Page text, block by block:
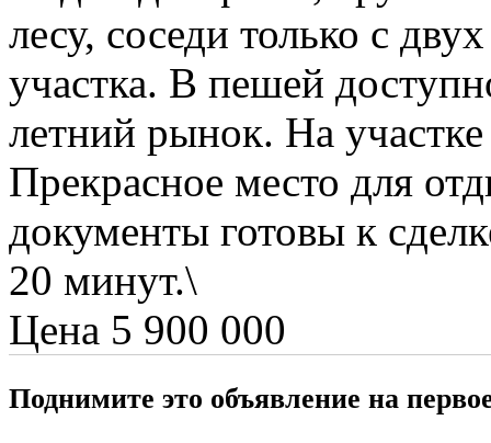
лесу, соседи только с
участка. В пешей
летний рынок. На
Прекрасное место для
документы готовы к
20 минут.\
Цена 5 900 000
Поднимите это объявление на